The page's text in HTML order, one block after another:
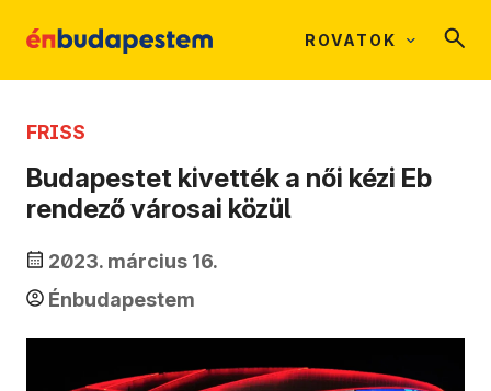
ROVATOK
FRISS
Budapestet kivették a női kézi Eb
rendező városai közül
2023. március 16.
Énbudapestem